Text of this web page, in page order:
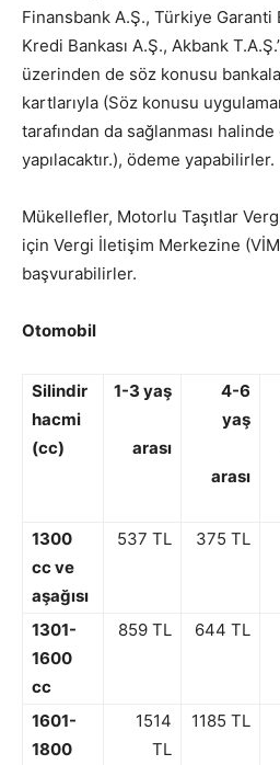
Finansbank A.Ş., Türkiye Garanti
Kredi Bankası A.Ş., Akbank
üzerinden de söz konusu
kartlarıyla (Söz konusu
tarafından da sağlanması
yapılacaktır.), ödeme yapabilirler.
Mükellefler, Motorlu Taşıtlar
için Vergi İletişim Merkezine
başvurabilirler.
Otomobil
Silindir
hacmi
(cc)
1-3 yaş
arası
4-6
yaş
arası
1300
cc ve
aşağısı
537 TL 375 TL
1301-
1600
cc
859 TL 644 TL
1601-
1800
1514
TL
1185 TL